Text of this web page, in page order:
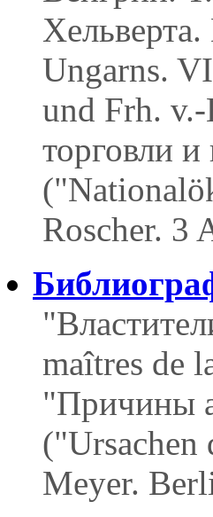
Ungarns.
und Frh.
торговли
Roscher. 3
maîtres de
"Причины
("Ursachen
Meyer.